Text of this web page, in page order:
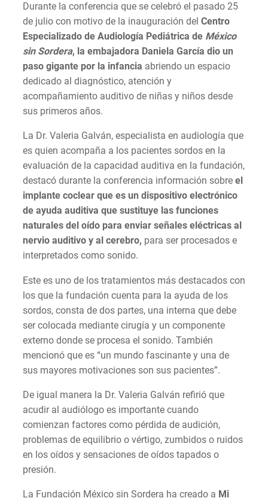
Durante la conferencia que se celebró el pasado 25
de julio con motivo de la inauguración del Centro
Especializado de Audiología Pediátrica de México
sin Sordera, la embajadora Daniela García dio un
paso gigante por la infancia abriendo un espacio
dedicado al diagnóstico, atención y
acompañamiento auditivo de niñas y niños desde
sus primeros años.
La Dr. Valeria Galván, especialista en audiología que
es quien acompaña a los pacientes sordos en la
evaluación de la capacidad auditiva en la fundación,
destacó durante la conferencia información sobre el
implante coclear que es un dispositivo electrónico
de ayuda auditiva que sustituye las funciones
naturales del oído para enviar señales eléctricas al
nervio auditivo y al cerebro, para ser procesados e
interpretados como sonido.
Este es uno de los tratamientos más destacados con
los que la fundación cuenta para la ayuda de los
sordos, consta de dos partes, una interna que debe
ser colocada mediante cirugía y un componente
externo donde se procesa el sonido. También
mencionó que es “un mundo fascinante y una de
sus mayores motivaciones son sus pacientes”.
De igual manera la Dr. Valeria Galván refirió que
acudir al audiólogo es importante cuando
comienzan factores como pérdida de audición,
problemas de equilibrio o vértigo, zumbidos o ruidos
en los oídos y sensaciones de oídos tapados o
presión.
La Fundación México sin Sordera ha creado a Mi